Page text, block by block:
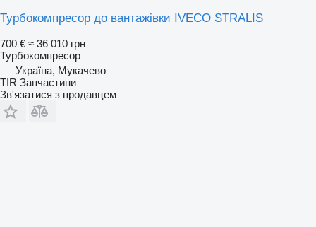
Турбокомпресор до вантажівки IVECO STRALIS
700 € ≈ 36 010 грн
Турбокомпресор
Україна, Мукачево
TIR Запчастини
Зв'язатися з продавцем